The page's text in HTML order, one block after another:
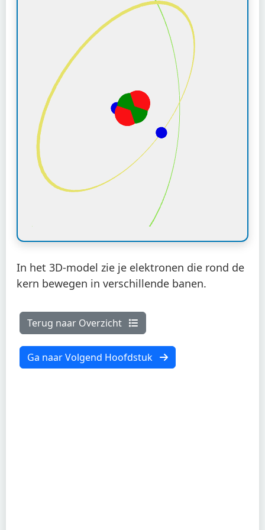
In het 3D-model zie je elektronen die rond de
kern bewegen in verschillende banen.
Terug naar Overzicht
Ga naar Volgend Hoofdstuk